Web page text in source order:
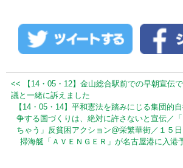
<< 【14・05・12】金山総合駅前での早朝宣伝
議と一緒に訴えました
【14・05・14】平和憲法を踏みにじる集団的
争する国づくりは、絶対に許さないと宣伝／
ちゃう」反貧困アクション@栄繁華街／１５
掃海艇「ＡＶＥＮＧＥＲ」が名古屋港に入港